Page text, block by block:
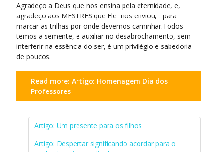
Agradeço a Deus que nos ensina pela eternidade, e,
agradeço aos MESTRES que Ele nos enviou, para
marcar as trilhas por onde devemos caminhar.Todos
temos a semente, e auxiliar no desabrochamento, sem
interferir na essência do ser, é um privilégio e sabedoria
de poucos.
Read more: Artigo: Homenagem Dia dos
Professores
Artigo: Um presente para os filhos
Artigo: Despertar significando acordar para o